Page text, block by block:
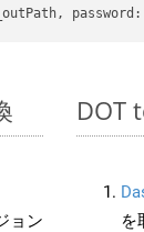
password :
ョン
DOT
を